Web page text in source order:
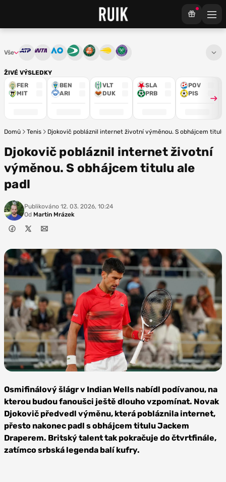
ŽIVÉ VÝSLEDKY
FER
MIT
BEN
ARI
VLT
DUK
SLA
PRB
POV
PIS
Vše WTA Australian Open
Davis CupFrench Open
US OpenWimbledon
Domů Tenis Djokovič pobláznil internet životní výměnou. S obhájcem titulu
Djokovič pobláznil internet životní
výměnou. S obhájcem titulu ale
padl
Publikováno 12. 03. 2026, 10:24
Od Martin Mrázek
Depositphotos
Osmifinálový šlágr v Indian Wells nabídl podívanou, na
kterou budou fanoušci ještě dlouho vzpomínat. Novak
Djokovič předvedl výměnu, která pobláznila internet,
přesto nakonec padl s obhájcem titulu Jackem
Draperem. Britský talent tak pokračuje do čtvrtfinále,
zatímco srbská legenda balí kufry.